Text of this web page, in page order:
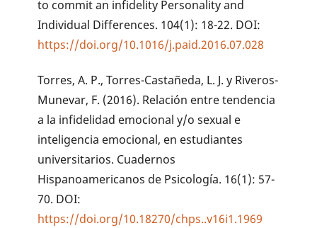
to commit an infidelity Personality and
Individual Differences. 104(1): 18-22. DOI:
https://doi.org/10.1016/j.paid.2016.07.028
Torres, A. P., Torres-Castañeda, L. J. y Riveros-
Munevar, F. (2016). Relación entre tendencia
a la infidelidad emocional y/o sexual e
inteligencia emocional, en estudiantes
universitarios. Cuadernos
Hispanoamericanos de Psicología. 16(1): 57-
70. DOI:
https://doi.org/10.18270/chps..v16i1.1969